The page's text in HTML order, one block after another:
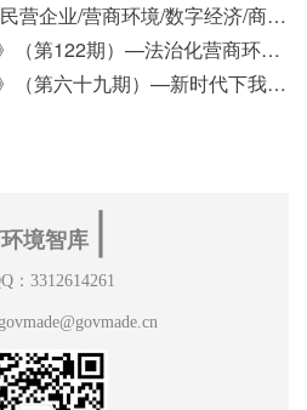
03月14日国脉政务播报（民营企业/营商环境/数字经济/商事制度改革）
国脉智库《营商环境周刊》（第122期）—法治化营商环境视域下我国行政执法公示制度浅析
国脉智库《营商环境周刊》（第六十九期）—新时代下我国营商环境标准体系构建初探
境智库
：3312614261